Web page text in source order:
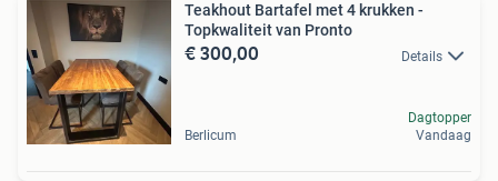
Teakhout Bartafel met 4 krukken -
Topkwaliteit van Pronto
€ 300,00 Details
Berlicum
Dagtopper
Vandaag